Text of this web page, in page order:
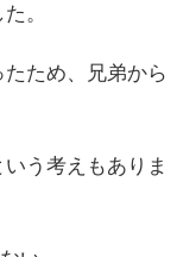
。
ため、兄弟から
う考えもありま